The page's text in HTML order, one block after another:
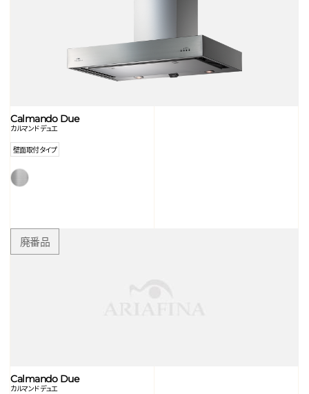
カルマンド デュエ
Calmando Due
壁面取付タイプ
カルマンド デュエ
Calmando Due